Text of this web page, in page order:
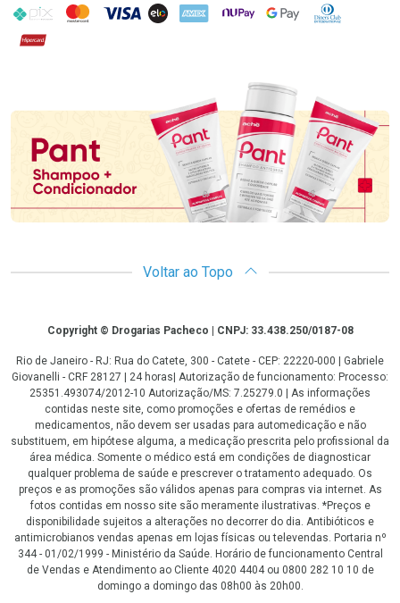
PIX MasterCard
VISA ELO AMEX NuPay Google PayDiners Club
Hipercard
Promoção em Destaque
Voltar ao Topo
CopyrightCopyright © Drogarias Pacheco | CNPJ: 33.438.250/0187-08
Rio de Janeiro - RJ: Rua do Catete, 300 - Catete - CEP: 22220-000 | Gabriele
Giovanelli - CRF 28127 | 24 horas| Autorização de funcionamento: Processo:
25351.493074/2012-10 Autorização/MS: 7.25279.0 | As informações
contidas neste site, como promoções e ofertas de remédios e
medicamentos, não devem ser usadas para automedicação e não
substituem, em hipótese alguma, a medicação prescrita pelo profissional da
área médica. Somente o médico está em condições de diagnosticar
qualquer problema de saúde e prescrever o tratamento adequado. Os
preços e as promoções são válidos apenas para compras via internet. As
fotos contidas em nosso site são meramente ilustrativas. *Preços e
disponibilidade sujeitos a alterações no decorrer do dia. Antibióticos e
antimicrobianos vendas apenas em lojas físicas ou televendas. Portaria nº
344 - 01/02/1999 - Ministério da Saúde. Horário de funcionamento Central
de Vendas e Atendimento ao Cliente 4020 4404 ou 0800 282 10 10 de
domingo a domingo das 08h00 às 20h00.